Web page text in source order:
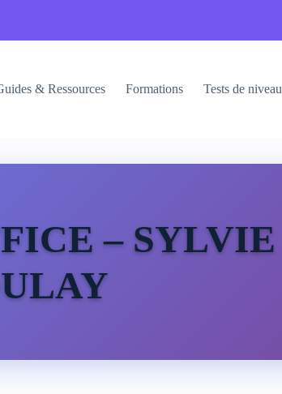
& Ressources Formations Tests de niveau
– SYLVIE